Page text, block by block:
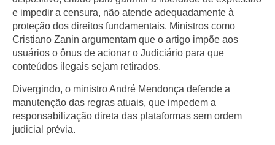
e impedir a censura, não atende adequadamente à
proteção dos direitos fundamentais. Ministros como
Cristiano Zanin argumentam que o artigo impõe aos
usuários o ônus de acionar o Judiciário para que
conteúdos ilegais sejam retirados.
Divergindo, o ministro André Mendonça defende a
manutenção das regras atuais, que impedem a
responsabilização direta das plataformas sem ordem
judicial prévia.